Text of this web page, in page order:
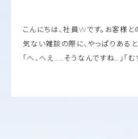
こんにちは、社員Wです。お客様と
気ない雑談の際に、やっぱりある
「へ、へえ……そうなんですね…」「